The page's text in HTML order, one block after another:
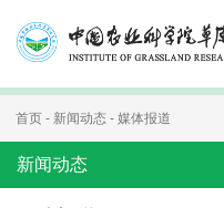
首页 - 新闻动态 - 媒体报道
新闻动态